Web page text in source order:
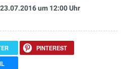
um 12:00 Uhr
PINTEREST